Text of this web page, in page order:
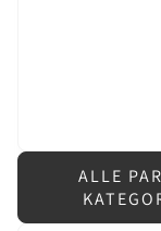
ALLE